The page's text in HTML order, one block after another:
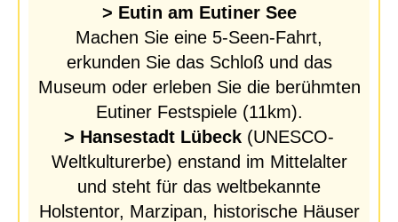
> Eutin am Eutiner See
Machen Sie eine 5-Seen-Fahrt,
erkunden Sie das Schloß und das
Museum oder erleben Sie die berühmten
Eutiner Festspiele (11km).
> Hansestadt Lübeck (UNESCO-
Weltkulturerbe) enstand im Mittelalter
und steht für das weltbekannte
Holstentor, Marzipan, historische Häuser